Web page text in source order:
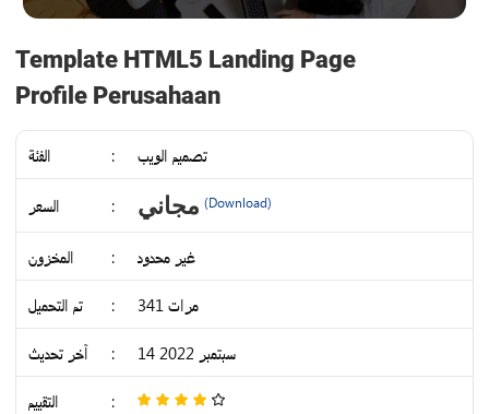
Template HTML5 Landing Page
Profile Perusahaan
الفئة : تصميم الويب
السعر :
IDR
مجاني (Download)
المخزون : غير محدود
تم التحميل : 341 مرات
آخر تحديث : 14 سبتمبر 2022
التقييم :